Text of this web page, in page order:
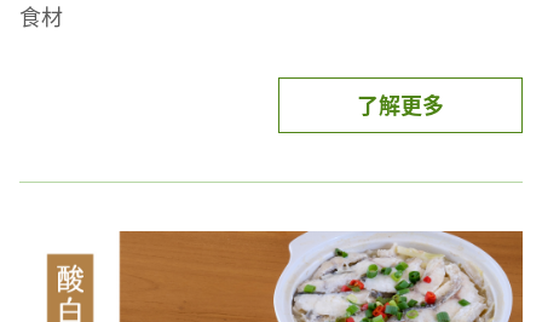
食材
冷熱皆宜，香甜可口，大人小孩都愛吃
👀隱藏版香濃吃法，只要加一味，影片最後揭曉！
了解更多